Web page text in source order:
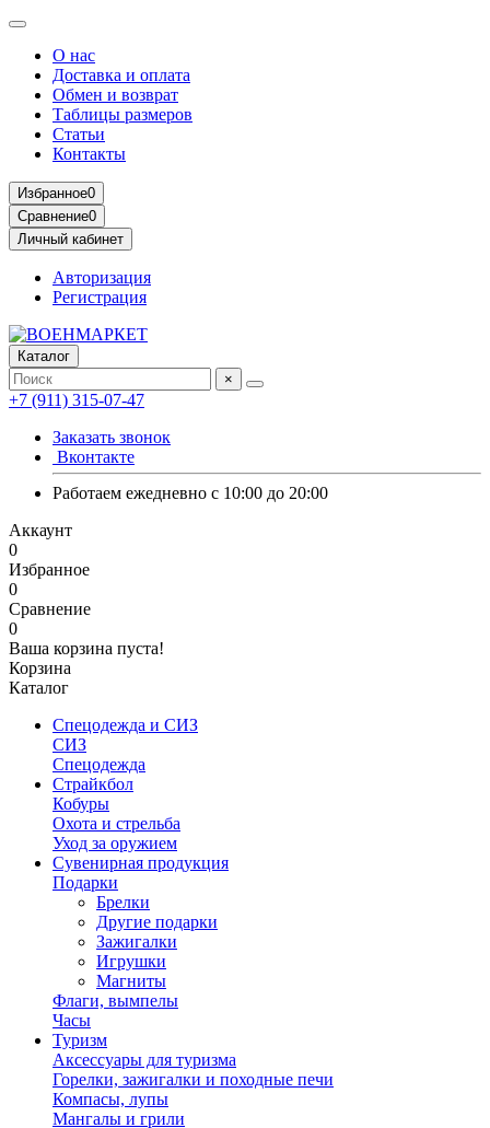
О нас
Доставка и оплата
Обмен и возврат
Таблицы размеров
Статьи
Контакты
Избранное0
Сравнение0
Личный кабинет
Авторизация
Регистрация
Каталог
×
+7 (911) 315-07-47
Заказать звонок
Вконтакте
Работаем ежедневно с 10:00 до 20:00
Аккаунт
0
Избранное
0
Сравнение
0
Ваша корзина пуста!
Корзина
Каталог
Спецодежда и СИЗ
СИЗ
Спецодежда
Страйкбол
Кобуры
Охота и стрельба
Уход за оружием
Сувенирная продукция
Подарки
Брелки
Другие подарки
Зажигалки
Игрушки
Магниты
Флаги, вымпелы
Часы
Туризм
Аксессуары для туризма
Горелки, зажигалки и походные печи
Компасы, лупы
Мангалы и грили